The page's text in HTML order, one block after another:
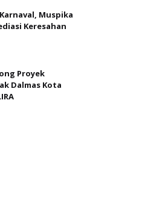
Muspika
Keresahan
Proyek
Dalmas Kota